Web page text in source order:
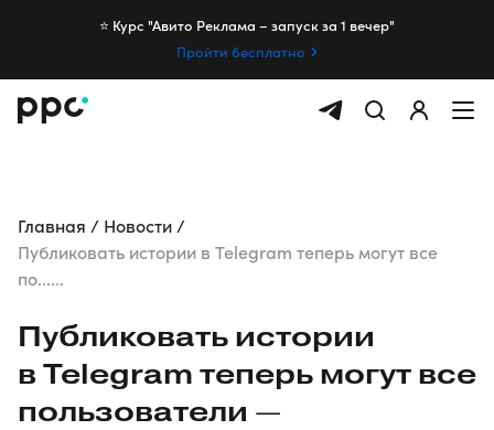
⭐️ Курс "Авито Реклама – запуск за 1 вечер"
Пройти бесплатно
Главная
Новости
Публиковать истории в Telegram теперь могут все
по......
Публиковать истории
в Telegram теперь могут все
пользователи —